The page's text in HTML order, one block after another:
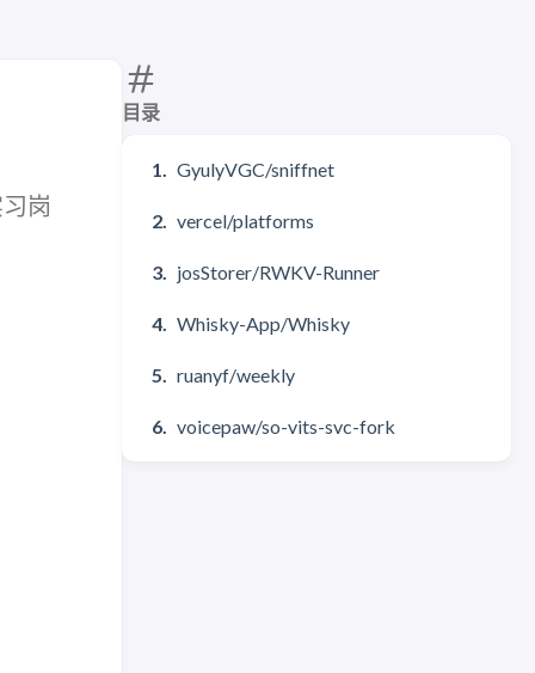
目录
GyulyVGC/sniffnet
vercel/platforms
josStorer/RWKV-Runner
Whisky-App/Whisky
ruanyf/weekly
voicepaw/so-vits-svc-fork
岗